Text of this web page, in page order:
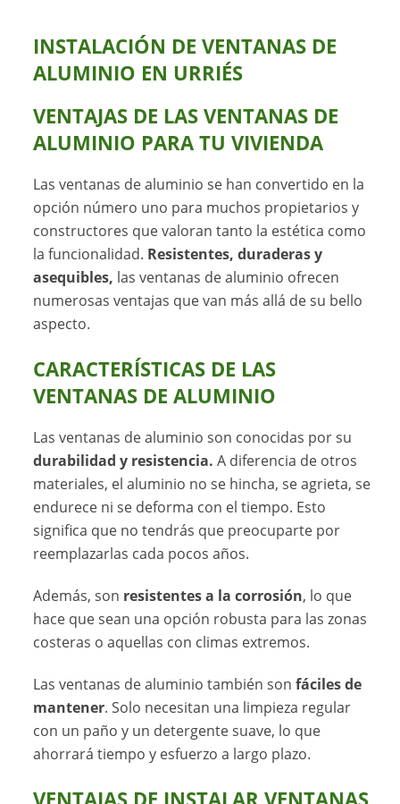
INSTALACIÓN DE VENTANAS DE
ALUMINIO EN URRIÉS
VENTAJAS DE LAS VENTANAS DE
ALUMINIO PARA TU VIVIENDA
Las ventanas de aluminio se han convertido en la
opción número uno para muchos propietarios y
constructores que valoran tanto la estética como
la funcionalidad. Resistentes, duraderas y
asequibles, las ventanas de aluminio ofrecen
numerosas ventajas que van más allá de su bello
aspecto.
CARACTERÍSTICAS DE LAS
VENTANAS DE ALUMINIO
Las ventanas de aluminio son conocidas por su
durabilidad y resistencia.A diferencia de otros
materiales, el aluminio no se hincha, se agrieta, se
endurece ni se deforma con el tiempo. Esto
significa que no tendrás que preocuparte por
reemplazarlas cada pocos años.
Además, son resistentes a la corrosión, lo que
hace que sean una opción robusta para las zonas
costeras o aquellas con climas extremos.
Las ventanas de aluminio también sonfáciles de
mantener. Solo necesitan una limpieza regular
con un paño y un detergente suave, lo que
ahorrará tiempo y esfuerzo a largo plazo.